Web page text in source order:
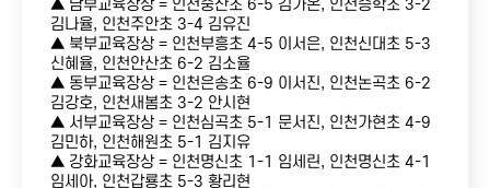
▲ 남부교육장상 = 인천중산초 6-5 김가온, 인천승학초 3-2
김나율, 인천주안초 3-4 김유진
▲ 북부교육장상 = 인천부흥초 4-5 이서은, 인천신대초 5-3
신혜율, 인천안산초 6-2 김소율
▲ 동부교육장상 = 인천은송초 6-9 이서진, 인천논곡초 6-2
김강호, 인천새봄초 3-2 안시현
▲ 서부교육장상 = 인천심곡초 5-1 문서진, 인천가현초 4-9
김민하, 인천해원초 5-1 김지유
▲ 강화교육장상 = 인천명신초 1-1 임세린, 인천명신초 4-1
임세아, 인천갑룡초 5-3 황리현